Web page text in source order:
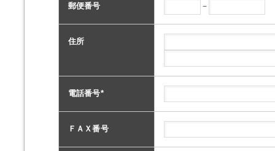
郵便番号 －
住所
電話番号*
ＦＡＸ番号